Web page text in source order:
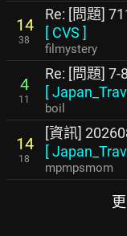
14
38
Re: [問題]
[ CVS ]
filmystery
4
11
Re: [問題]
[
boil
14
18
[資訊]
[
mpmpsmom